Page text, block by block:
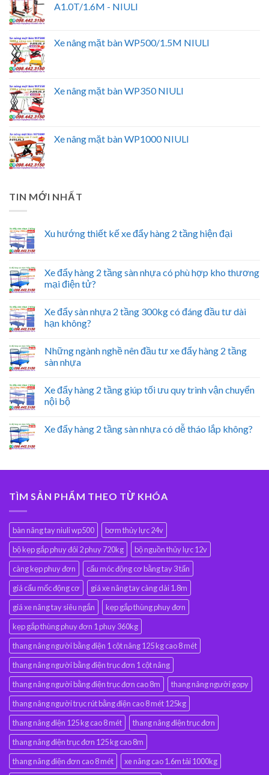
A1.0T/1.6M - NIULI
Xe nâng mặt bàn WP500/1.5M NIULI
Xe nâng mặt bàn WP350 NIULI
Xe nâng mặt bàn WP1000 NIULI
TIN MỚI NHẤT
Xu hướng thiết kế xe đẩy hàng 2 tầng hiện đại
Xe đẩy hàng 2 tầng sàn nhựa có phù hợp kho thương
mại điện tử?
Xe đẩy sàn nhựa 2 tầng 300kg có đáng đầu tư dài
hạn không?
Những ngành nghề nên đầu tư xe đẩy hàng 2 tầng
sàn nhựa
Xe đẩy hàng 2 tầng giúp tối ưu quy trình vận chuyển
nội bộ
Xe đẩy hàng 2 tầng sàn nhựa có dễ tháo lắp không?
TÌM SẢN PHẨM THEO TỪ KHÓA
bàn nâng tay niuli wp500
bơm thủy lực 24v
bộ kẹp gắp phuy đôi 2 phuy 720kg
bộ nguồn thủy lực 12v
càng kẹp phuy đơn
cẩu móc động cơ bằng tay 3 tấn
giá cẩu mốc động cơ
giá xe nâng tay càng dài 1.8m
giá xe nâng tay siêu ngắn
kẹp gắp thùng phuy đơn
kẹp gắp thùng phuy đơn 1 phuy 360kg
thang nâng người bằng điện 1 cột nâng 125 kg cao 8 mét
thang nâng người bằng điện trục đơn 1 cột nâng
thang nâng người bằng điện trục đơn cao 8m
thang nâng người gopy
thang nâng người trục rút bằng điện cao 8 mét 125kg
thang nâng điện 125 kg cao 8 mét
thang nâng điện trục đơn
thang nâng điện trục đơn 125 kg cao 8m
thang nâng điện đơn cao 8 mét
xe nâng cao 1.6m tải 1000kg